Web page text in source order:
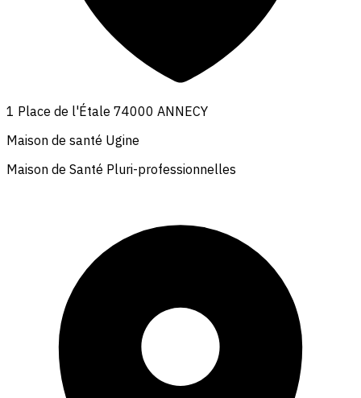
1 Place de l'Étale 74000 ANNECY
Maison de santé Ugine
Maison de Santé Pluri-professionnelles